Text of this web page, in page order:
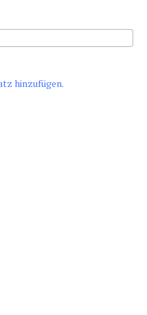
hinzufügen.